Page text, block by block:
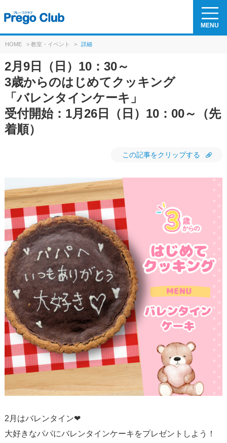
MENU
HOME > 教室・イベント > 詳細
2月9日（日）10：30～
3歳からのはじめてクッキング
「バレンタインケーキ」
受付開始：1月26日（日）10：00～（先
着順）
この記事をクリップする
2月はバレンタイン❤
大好きなパパにバレンタインケーキをプレゼントしよう！